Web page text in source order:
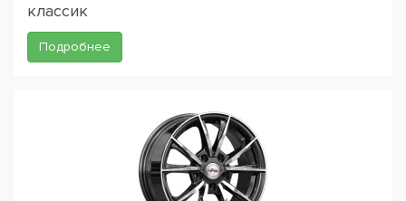
классик
Подробнее